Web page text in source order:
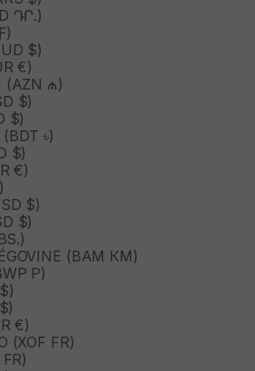
ԴՐ.)
$)
€)
(AZN ₼)
$)
$)
৳)
$)
€)
$)
$)
(BAM КМ)
P)
€)
(XOF FR)